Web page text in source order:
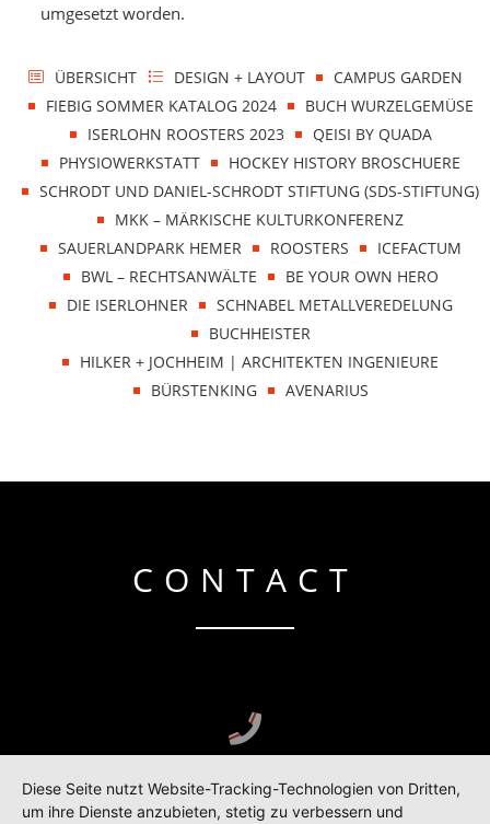
umgesetzt worden.
ÜBERSICHT DESIGN + LAYOUT
CAMPUS GARDEN
FIEBIG SOMMER KATALOG 2024
BUCH WURZELGEMÜSE
ISERLOHN ROOSTERS 2023
QEISI BY QUADA
PHYSIOWERKSTATT
HOCKEY HISTORY BROSCHUERE
SCHRODT UND DANIEL-SCHRODT STIFTUNG (SDS-STIFTUNG)
MKK – MÄRKISCHE KULTURKONFERENZ
SAUERLANDPARK HEMER
ROOSTERS
ICEFACTUM
BWL – RECHTSANWÄLTE
BE YOUR OWN HERO
DIE ISERLOHNER
SCHNABEL METALLVEREDELUNG
BUCHHEISTER
HILKER + JOCHHEIM | ARCHITEKTEN INGENIEURE
BÜRSTENKING
AVENARIUS
CONTACT
Diese Seite nutzt Website-Tracking-Technologien von Dritten,
um ihre Dienste anzubieten, stetig zu verbessern und